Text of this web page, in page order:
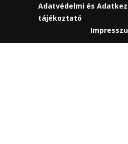
Adatvédelmi és
tájékoztató